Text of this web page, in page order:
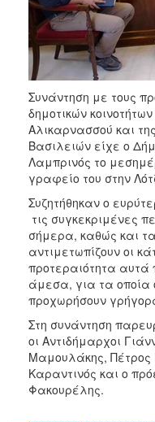
ΤΟΠΟΣ
ΠΟΛΙΤΙΣΜΟΣ
ΑΝΘΕΚΤΙΚΗ
ΠΟΛΗ
Συνάντηση με τους
δημοτικών
Αλικαρνασσού και
Βασιλειών είχε ο
Λαμπρινός το
γραφείο του στην
Συζητήθηκαν ο
τις συγκεκριμένες
σήμερα, καθώς και
αντιμετωπίζουν οι
προτεραιότητα αυτά
άμεσα, για τα οποία
προχωρήσουν
Στη συνάντηση
οι Αντιδήμαρχοι
Μαμουλάκης, Πέτρος
Καραντινός και ο
Φακουρέλης.